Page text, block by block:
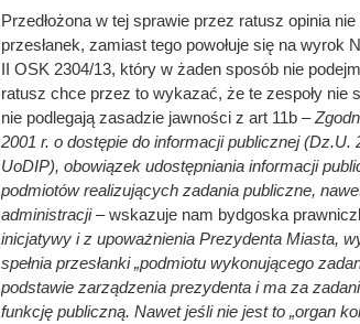
Przedłożona w tej sprawie przez ratusz opinia
przesłanek, zamiast tego powołuje się na
II OSK 2304/13, który w żaden sposób nie
ratusz chce przez to wykazać, że te zespoły
nie podlegają zasadzie jawności z art 11b –
2001 r. o dostępie do informacji publicznej
UoDIP), obowiązek udostępniania informacji
podmiotów realizujących zadania publiczne,
administracji– wskazuje nam bydgoska
inicjatywy i z upoważnienia Prezydenta Miasta,
spełnia przesłanki „podmiotu wykonującego
podstawie zarządzenia prezydenta i ma za
funkcję publiczną. Nawet jeśli nie jest to „organ